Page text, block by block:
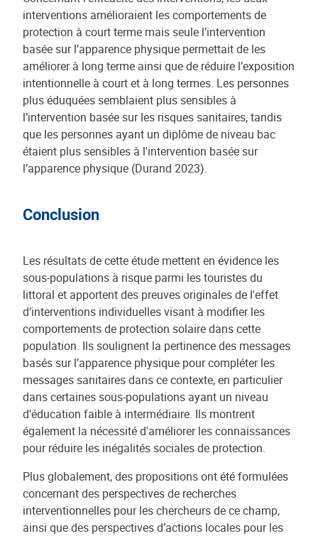
interventions amélioraient les comportements de
protection à court terme mais seule l’intervention
basée sur l’apparence physique permettait de les
améliorer à long terme ainsi que de réduire l’exposition
intentionnelle à court et à long termes. Les personnes
plus éduquées semblaient plus sensibles à
l’intervention basée sur les risques sanitaires, tandis
que les personnes ayant un diplôme de niveau bac
étaient plus sensibles à l'intervention basée sur
l’apparence physique (Durand 2023).
Conclusion
Les résultats de cette étude mettent en évidence les
sous-populations à risque parmi les touristes du
littoral et apportent des preuves originales de l'effet
d’interventions individuelles visant à modifier les
comportements de protection solaire dans cette
population. Ils soulignent la pertinence des messages
basés sur l’apparence physique pour compléter les
messages sanitaires dans ce contexte, en particulier
dans certaines sous-populations ayant un niveau
d'éducation faible à intermédiaire. Ils montrent
également la nécessité d'améliorer les connaissances
pour réduire les inégalités sociales de protection.
Plus globalement, des propositions ont été formulées
concernant des perspectives de recherches
interventionnelles pour les chercheurs de ce champ,
ainsi que des perspectives d’actions locales pour les